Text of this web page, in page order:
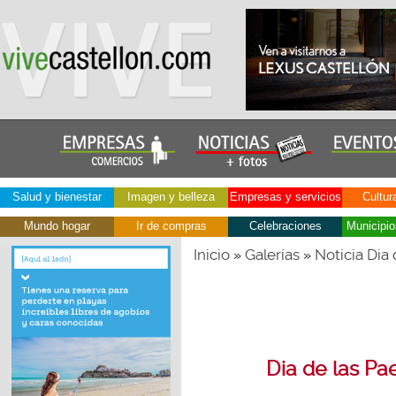
Salud y bienestar Imagen y belleza Empresas y servicios
Mundo hogar Ir de compras Celebraciones
Inicio» Galerías» Noticia Dia
Dia de las